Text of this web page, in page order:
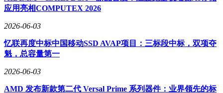
应用亮相COMPUTEX 2026
2026-06-03
忆联再度中标中国移动SSD AVAP项目：三标段中标，双项夺
魁，总容量第一
2026-06-03
AMD 发布新款第二代 Versal Prime 系列器件：业界领先的标